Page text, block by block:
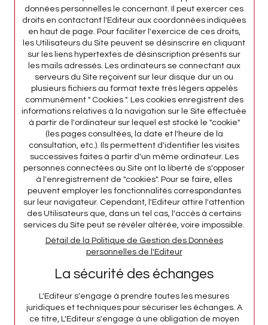
données personnelles le concernant. Il peut exercer ces
droits en contactant l'Editeur aux coordonnées indiquées
en haut de page. Pour faciliter l'exercice de ces droits,
les Utilisateurs du Site peuvent se désinscrire en cliquant
sur les liens hypertextes de désinscription présents sur
les mails adressés. Les ordinateurs se connectant aux
serveurs du Site reçoivent sur leur disque dur un ou
plusieurs fichiers au format texte très légers appelés
communément " Cookies ". Les cookies enregistrent des
informations relatives à la navigation sur le Site effectuée
à partir de l'ordinateur sur lequel est stocké le "cookie"
(les pages consultées, la date et l'heure de la
consultation, etc.). Ils permettent d'identifier les visites
successives faites à partir d'un même ordinateur. Les
personnes connectées au Site ont la liberté de s'opposer
à l'enregistrement de "cookies". Pour se faire, elles
peuvent employer les fonctionnalités correspondantes
sur leur navigateur. Cependant, l'Editeur attire l'attention
des Utilisateurs que, dans un tel cas, l'accès à certains
services du Site peut se révéler altérée, voire impossible.
Détail de la Politique de Gestion des Données
personnelles de l'Editeur
La sécurité des échanges
L'Editeur s'engage à prendre toutes les mesures
juridiques et techniques pour sécuriser les échanges. A
ce titre, L'Editeur s'engage à une obligation de moyen